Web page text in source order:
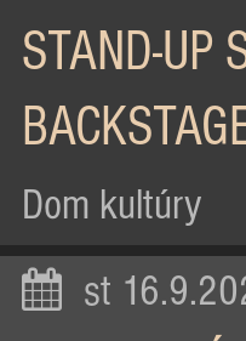
STAND-UP
Dom kultúry
st